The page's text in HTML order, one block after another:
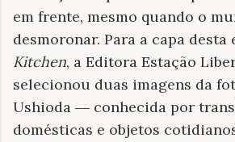
em frente, mesmo quando o
desmoronar. Para a capa desta
Kitchen, a Editora Estação
selecionou duas imagens da
Ushioda ― conhecida por
domésticas e objetos